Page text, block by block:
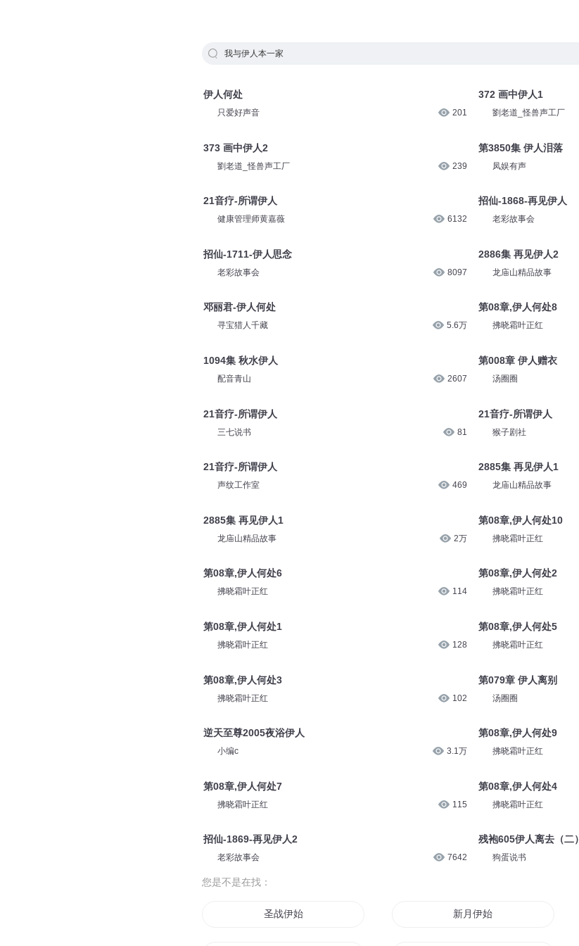
我与伊人本一家
伊人何处
只爱好声音 201
373 画中伊人2
劉老道_怪兽声工厂 239
21音疗-所谓伊人
健康管理师黄嘉薇 6132
招仙-1711-伊人思念
老彩故事会 8097
邓丽君-伊人何处
寻宝猎人千藏 5.6万
1094集 秋水伊人
配音青山 2607
21音疗-所谓伊人
三七说书 81
21音疗-所谓伊人
声纹工作室 469
2885集 再见伊人1
龙庙山精品故事 2万
第08章,伊人何处6
拂晓霜叶正红 114
第08章,伊人何处1
拂晓霜叶正红 128
第08章,伊人何处3
拂晓霜叶正红 102
逆天至尊2005夜浴伊人
小编c 3.1万
第08章,伊人何处7
拂晓霜叶正红 115
招仙-1869-再见伊人2
老彩故事会 7642
372 画中伊人1
劉老道_怪兽声工厂
第3850集 伊人泪落
凤娱有声
招仙-1868-再见伊人
老彩故事会
2886集 再见伊人2
龙庙山精品故事
第08章,伊人何处8
拂晓霜叶正红
第008章 伊人赠衣
汤圈圈
21音疗-所谓伊人
猴子剧社
2885集 再见伊人1
龙庙山精品故事
第08章,伊人何处10
拂晓霜叶正红
第08章,伊人何处2
拂晓霜叶正红
第08章,伊人何处5
拂晓霜叶正红
第079章 伊人离别
汤圈圈
第08章,伊人何处9
拂晓霜叶正红
第08章,伊人何处4
拂晓霜叶正红
残袍605伊人离去（二）
狗蛋说书
您是不是在找：
圣战伊始 新月伊始